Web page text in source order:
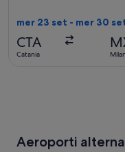
mer 23 set - mer 30
CTA
Catania
Aeroporti